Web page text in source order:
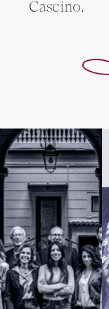
Cascino.